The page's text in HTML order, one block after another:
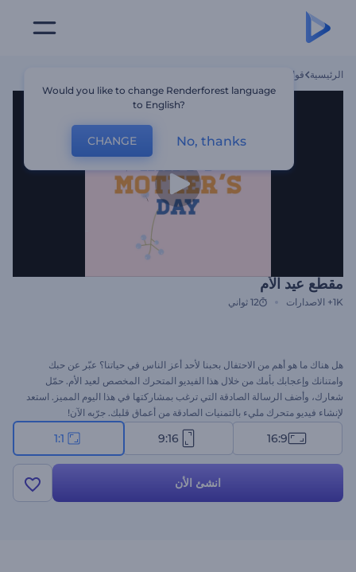
الرئيسية قوالب
مقطع عيد الأم
1K+ الاصدارات 12 ثواني
هل هناك ما هو أهم من الاحتفال بحبنا لأحد أعز الناس في حياتنا؟ عبّر عن حبك
وامتنانك وإعجابك بأمك من خلال هذا الفيديو المتحرك المخصص لعيد الأم. حمّل
شعارك، وأضف الرسالة الصادقة التي ترغب بمشاركتها في هذا اليوم المميز. استعد
لإنشاء فيديو متحرك مليء بالتمنيات الصادقة من أعماق قلبك. جرّبه الآن!
16:9
9:16
1:1
انشئ الأن
Would you like to change Renderforest language
to English?
CHANGE No, thanks